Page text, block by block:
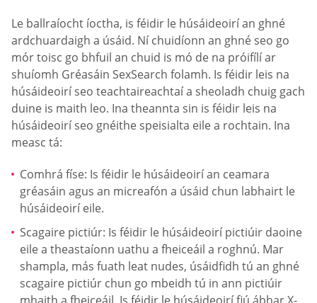
Le ballraíocht íoctha, is féidir le húsáideoirí an ghné
ardchuardaigh a úsáid. Ní chuidíonn an ghné seo go
mór toisc go bhfuil an chuid is mó de na próifílí ar
shuíomh Gréasáin SexSearch folamh. Is féidir leis na
húsáideoirí seo teachtaireachtaí a sheoladh chuig gach
duine is maith leo. Ina theannta sin is féidir leis na
húsáideoirí seo gnéithe speisialta eile a rochtain. Ina
measc tá:
Comhrá físe: Is féidir le húsáideoirí an ceamara
gréasáin agus an micreafón a úsáid chun labhairt le
húsáideoirí eile.
Scagaire pictiúr: Is féidir le húsáideoirí pictiúir daoine
eile a theastaíonn uathu a fheiceáil a roghnú. Mar
shampla, más fuath leat nudes, úsáidfidh tú an ghné
scagaire pictiúr chun go mbeidh tú in ann pictiúir